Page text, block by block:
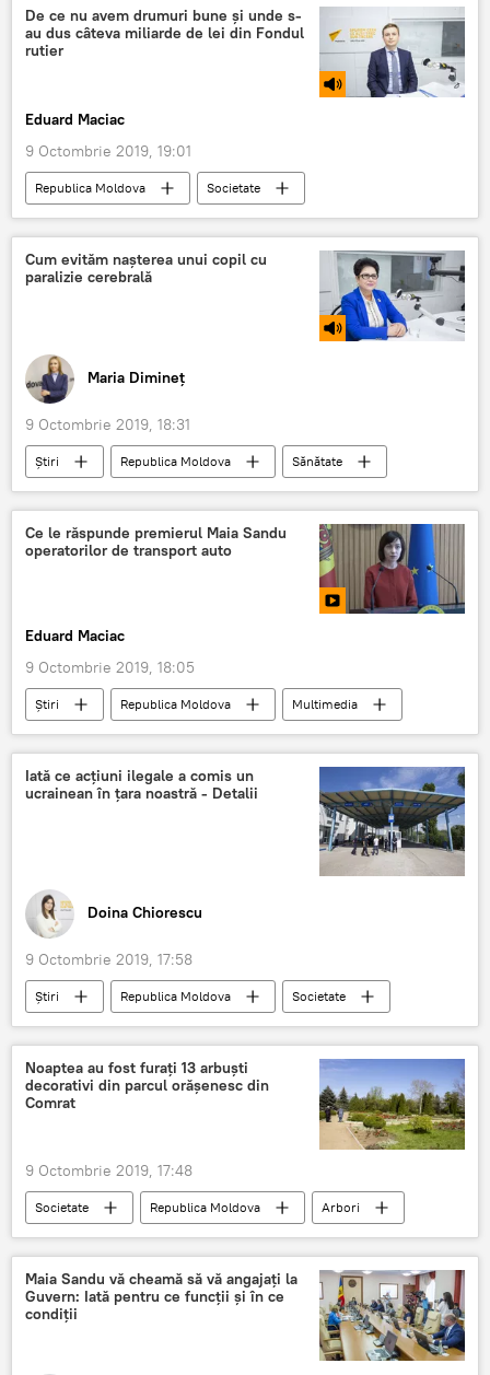
protest
tarif
majorare
majorare tarif
PMAN
soferi
De ce nu avem drumuri bune și unde s-
au dus câteva miliarde de lei din Fondul
rutier
Eduard Maciac
9 Octombrie 2019, 19:01
Republica Moldova
Societate
Podcasturi
Podcasturi
Taxa de drumuri
Cum evităm nașterea unui copil cu
paralizie cerebrală
Maria Dimineț
9 Octombrie 2019, 18:31
Știri Republica Moldova
Sănătate
Societate
Podcasturi Podcasturi
Ce le răspunde premierul Maia Sandu
operatorilor de transport auto
Eduard Maciac
9 Octombrie 2019, 18:05
Știri Republica Moldova
Multimedia
Video
Iată ce acțiuni ilegale a comis un
ucrainean în țara noastră - Detalii
Doina Chiorescu
9 Octombrie 2019, 17:58
Știri Republica Moldova
Societate
Ilegal
ucrainean Detalii
Noaptea au fost furați 13 arbuști
decorativi din parcul orășenesc din
Comrat
9 Octombrie 2019, 17:48
Societate Republica Moldova
Arbori
furt
parc Comrat
Maia Sandu vă cheamă să vă angajați la
Guvern: Iată pentru ce funcții și în ce
condiții